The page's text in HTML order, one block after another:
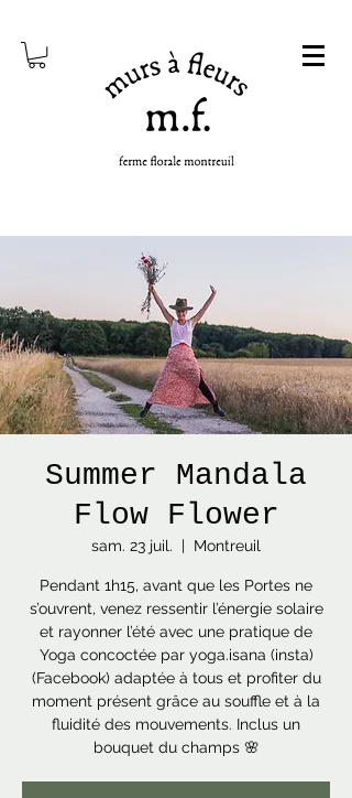
Summer Mandala
Flow Flower
sam. 23 juil.
  |
Montreuil
Pendant 1h15, avant que les Portes ne
s’ouvrent, venez ressentir l’énergie solaire
et rayonner l’été avec une pratique de
Yoga concoctée par yoga.isana (insta)
(Facebook) adaptée à tous et profiter du
moment présent grâce au souffle et à la
fluidité des mouvements. Inclus un
bouquet du champs 🌸